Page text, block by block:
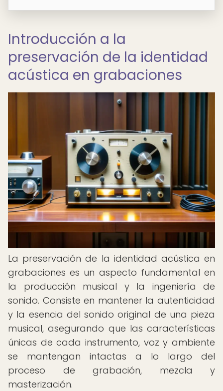
Introducción a la
preservación de la identidad
acústica en grabaciones
La preservación de la identidad acústica en
grabaciones es un aspecto fundamental en
la producción musical y la ingeniería de
sonido. Consiste en mantener la autenticidad
y la esencia del sonido original de una pieza
musical, asegurando que las características
únicas de cada instrumento, voz y ambiente
se mantengan intactas a lo largo del
proceso de grabación, mezcla y
masterización.